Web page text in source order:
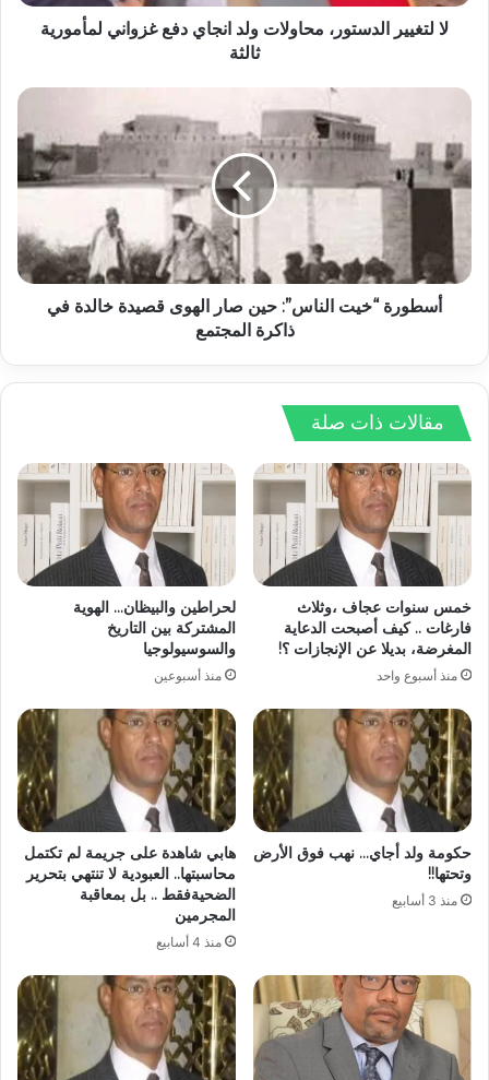
لا لتغيير الدستور، محاولات ولد انجاي دفع غزواني لمأمورية
ثالثة
أسطورة “خيت الناس”: حين صار الهوى قصيدة خالدة في
ذاكرة المجتمع
مقالات ذات صلة
خمس سنوات عجاف ،وثلاث
فارغات .. كيف أصبحت الدعاية
المغرضة، بديلا عن الإنجازات ؟!
منذ أسبوع واحد
لحراطين والبيظان… الهوية
المشتركة بين التاريخ
والسوسيولوجيا
منذ أسبوعين
حكومة ولد أجاي… نهب فوق الأرض
وتحتها!!
منذ 3 أسابيع
هابي شاهدة على جريمة لم تكتمل
محاسبتها.. العبودية لا تنتهي بتحرير
الضحيةفقط .. بل بمعاقبة
المجرمين
منذ 4 أسابيع